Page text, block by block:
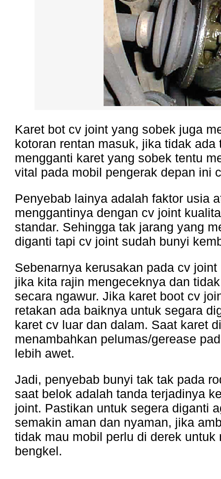
Karet bot cv joint yang sobek juga
kotoran rentan masuk, jika tidak ada
mengganti karet yang sobek tentu
vital pada mobil pengerak depan ini
Penyebab lainya adalah faktor usia
menggantinya dengan cv joint
standar. Sehingga tak jarang yang
diganti tapi cv joint sudah bunyi
Sebenarnya kerusakan pada cv
jika kita rajin mengeceknya dan
secara ngawur. Jika karet boot cv
retakan ada baiknya untuk segara
karet cv luar dan dalam. Saat karet
menambahkan pelumas/gerease
lebih awet.
Jadi, penyebab bunyi tak tak pada
saat belok adalah tanda terjadinya
joint. Pastikan untuk segera diganti
semakin aman dan nyaman, jika
tidak mau mobil perlu di derek untuk
bengkel.